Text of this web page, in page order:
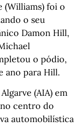
(Williams) foi o
o seu
Damon Hill,
o pódio,
ano para Hill.
(AIA) em
centro do
automobilística